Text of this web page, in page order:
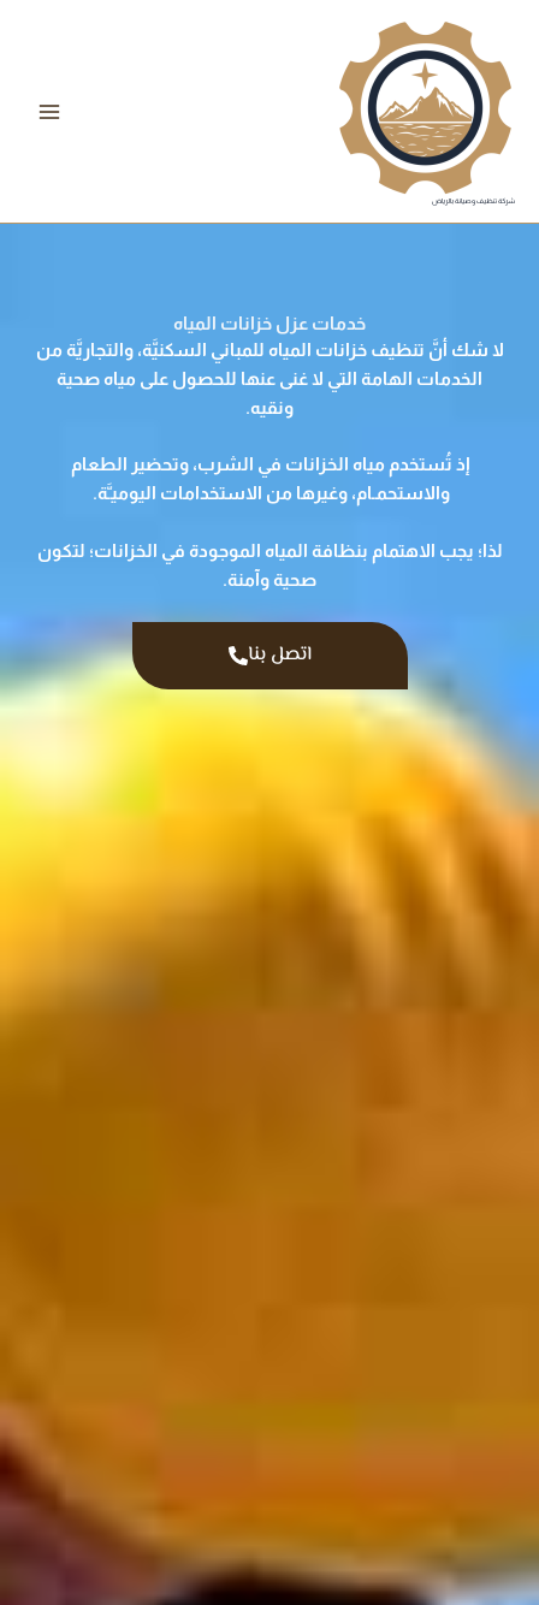
المحتوى
شركة تنظيف وصيانة بالرياض
خدمات عزل خزانات المياه
لا شك أنَّ تنظيف خزانات المياه للمباني السكنيَّة، والتجاريَّة من
الخدمات الهامة التي لا غنى عنها للحصول على مياه صحية
ونقيه.
إذ تُستخدم مياه الخزانات في الشرب، وتحضير الطعام
والاستحمـام، وغيرها من الاستخدامات اليوميـَّة.
لذا؛ يجب الاهتمام بنظافة المياه الموجودة في الخزانات؛ لتكون
صحية وآمنة.
اتصل بنا